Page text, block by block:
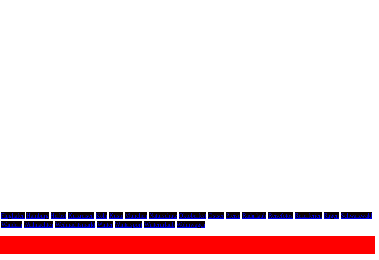
Flughafen Hamburg Herbst Kurzreisen Köln Küste München Naturschutz Oktoberfest Ostsee Preise Radurlaub Reisefotos Reiterferien Rügen Schwarzwald
Wandern Weihnachten Weihnachtsmarkt Winter Wintersport Winterurlaub Wohnwagen